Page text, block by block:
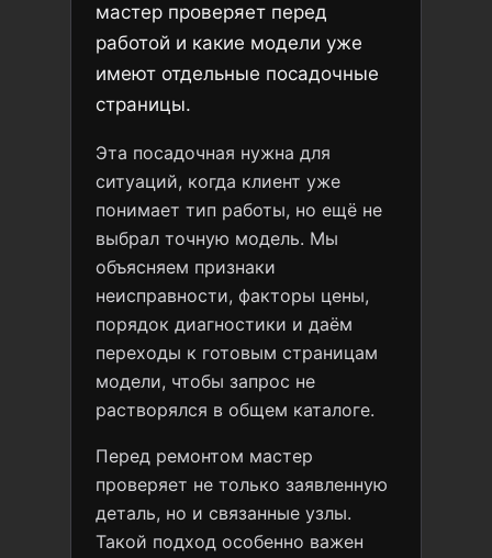
мастер проверяет перед
работой и какие модели уже
имеют отдельные посадочные
страницы.
Эта посадочная нужна для
ситуаций, когда клиент уже
понимает тип работы, но ещё не
выбрал точную модель. Мы
объясняем признаки
неисправности, факторы цены,
порядок диагностики и даём
переходы к готовым страницам
модели, чтобы запрос не
растворялся в общем каталоге.
Перед ремонтом мастер
проверяет не только заявленную
деталь, но и связанные узлы.
Такой подход особенно важен